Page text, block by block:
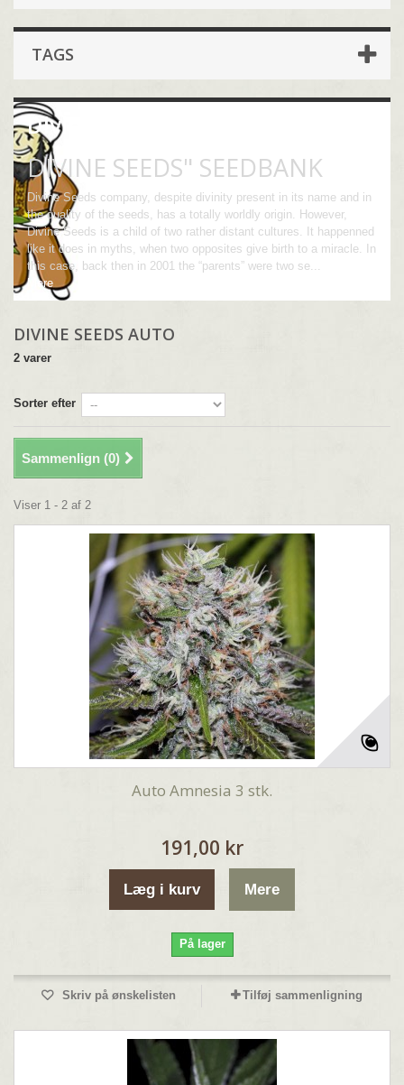
TAGS
Divine Seeds Auto
DIVINE SEEDS" SEEDBANK
Divine Seeds company, despite divinity present in its name and in
the quality of the seeds, has a totally worldly origin. However,
Divine Seeds is a child of two rather distant cultures. It happenned
like it does in myths, when two opposites give birth to a miracle. In
this case, back then in 2001 the “parents” were two se...
Mere
DIVINE SEEDS AUTO
2 varer
Sorter efter
Sammenlign (0)
Viser 1 - 2 af 2
Auto Amnesia 3 stk.
191,00 kr
Læg i kurv Mere
På lager
Skriv på ønskelisten Tilføj sammenligning